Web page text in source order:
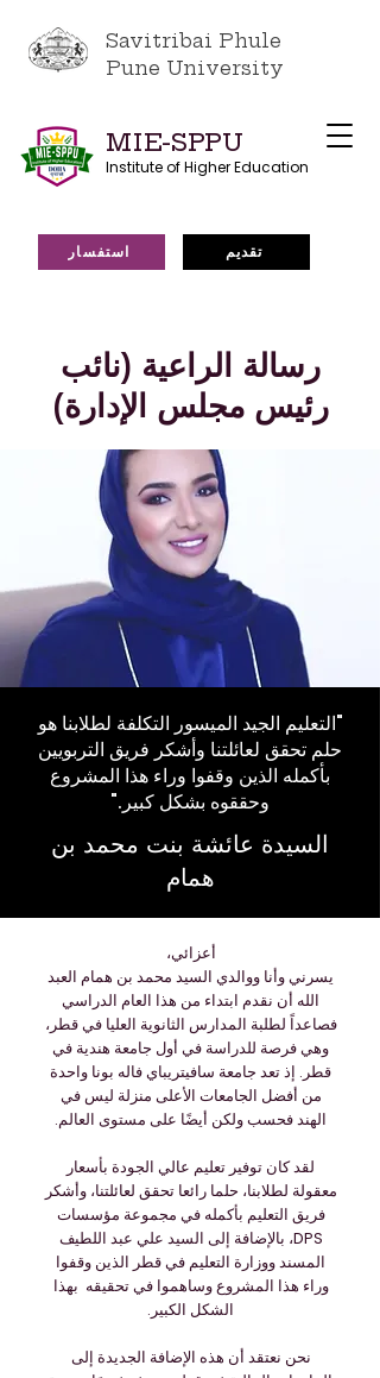
Savitribai Phule
Pune University
MIE-SPPU
Institute of Higher Education
استفسار تقديم
رسالة الراعية (نائب
رئيس مجلس الإدارة)
"التعليم الجيد الميسور التكلفة لطلابنا هو
حلم تحقق لعائلتنا وأشكر فريق التربويين
بأكمله الذين وقفوا وراء هذا المشروع
وحققوه بشكل كبير."
السيدة عائشة بنت محمد بن
همام
أعزائي،
يسرني وأنا ووالدي السيد محمد بن همام العبد
الله أن نقدم ابتداء من هذا العام الدراسي
فصاعداً لطلبة المدارس الثانوية العليا في قطر،
وهي فرصة للدراسة في أول جامعة هندية في
قطر. إذ تعد جامعة سافيتريباي فاله بونا واحدة
من أفضل الجامعات الأعلى منزلة ليس في
الهند فحسب ولكن أيضًا على مستوى العالم.
لقد كان توفير تعليم عالي الجودة بأسعار
معقولة لطلابنا، حلما رائعا تحقق لعائلتنا، وأشكر
فريق التعليم بأكمله في مجموعة مؤسسات
DPS، بالإضافة إلى السيد علي عبد اللطيف
المسند ووزارة التعليم في قطر الذين وقفوا
وراء هذا المشروع وساهموا في تحقيقه بهذا
الشكل الكبير.
نحن نعتقد أن هذه الإضافة الجديدة إلى